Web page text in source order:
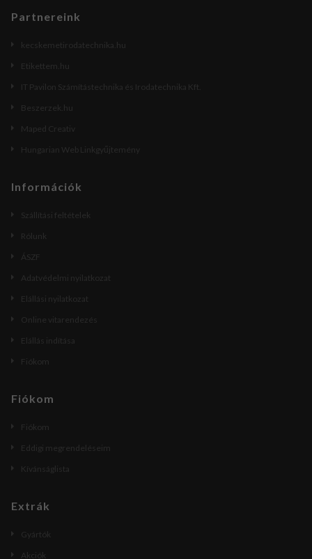
Partnereink
kecskemetirodatechnika.hu
Etikettem.hu
IT Pavilon Számítástechnika és Irodatechnika Kft.
Beszerzek.hu
Maped Creativ
Hungarian Web Linkgyűjtemény
Információk
Szállítási feltételek
Rólunk
ÁSZF
Adatvédelmi nyilatkozat
Elállási nyilatkozat
Online vitarendezés
Elállás indítása
Fiókom
Fiókom
Fiókom
Eddigi megrendeléseim
Kívánságlista
Extrák
Gyártók
Akciók